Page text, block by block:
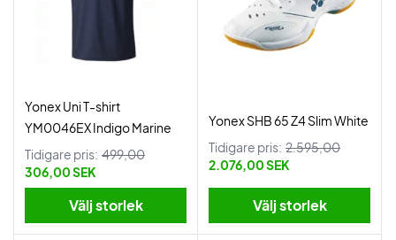
Yonex Uni T-shirt
YM0046EX Indigo Marine
Tidigare pris: 499,00
306,00 SEK
Välj storlek
Yonex SHB 65 Z4 Slim White
Tidigare pris: 2.595,00
2.076,00 SEK
Välj storlek